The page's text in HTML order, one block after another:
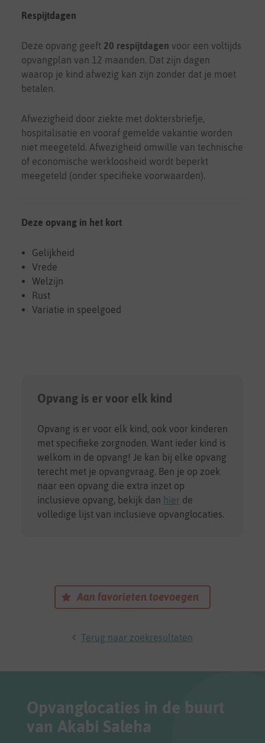
Respijtdagen
Deze opvang geeft 20 respijtdagen voor een voltijds
opvangplan van 12 maanden. Dat zijn dagen
waarop je kind afwezig kan zijn zonder dat je moet
betalen.
Afwezigheid door ziekte met doktersbriefje,
hospitalisatie en vooraf gemelde vakantie worden
niet meegeteld. Afwezigheid omwille van technische
of economische werkloosheid wordt beperkt
meegeteld (onder specifieke voorwaarden).
Deze opvang in het kort
Gelijkheid
Vrede
Welzijn
Rust
Variatie in speelgoed
Opvang is er voor elk kind
Opvang is er voor elk kind, ook voor kinderen
met specifieke zorgnoden. Want ieder kind is
welkom in de opvang! Je kan bij elke opvang
terecht met je opvangvraag. Ben je op zoek
naar een opvang die extra inzet op
inclusieve opvang, bekijk dan hier de
volledige lijst van inclusieve opvanglocaties.
Aan favorieten toevoegen
Terug naar zoekresultaten
Opvanglocaties in de buurt
van Akabi Saleha